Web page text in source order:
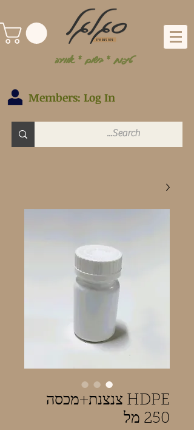
טיפוח * בישום * אווירה
Members: Log In
HDPE צנצנת+מכסה
250 מל